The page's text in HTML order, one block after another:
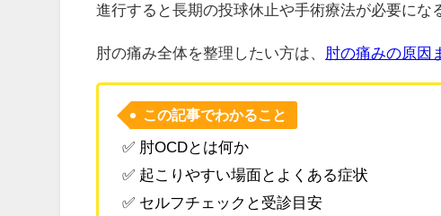
進行すると長期の投球休止や手術療法が必要にな
肘の痛み全体を整理したい方は、 肘の痛みの原因
この記事でわかること
✅ 肘OCDとは何か
✅ 起こりやすい場面とよくある症状
✅ セルフチェックと受診目安